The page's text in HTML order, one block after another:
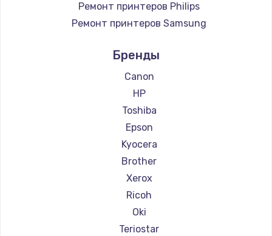
Ремонт принтеров Philips
Ремонт принтеров Samsung
Ремонт принтеров Lexmark
Ремонт принтеров Sharp
Ремонт принтеров TSC
Ремонт принтеров Fujitsu
Ремонт принтеров Godex
Бренды
Canon
HP
Toshiba
Epson
Kyocera
Brother
Xerox
Ricoh
Oki
Teriostar